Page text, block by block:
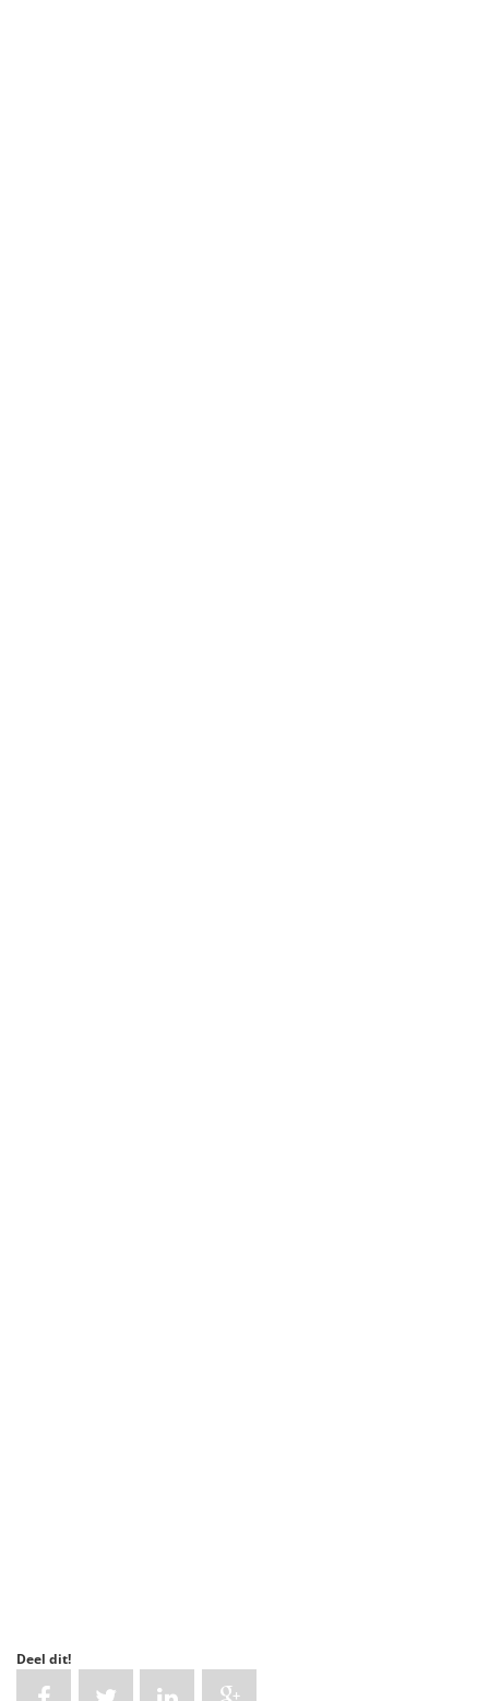
Deel dit!